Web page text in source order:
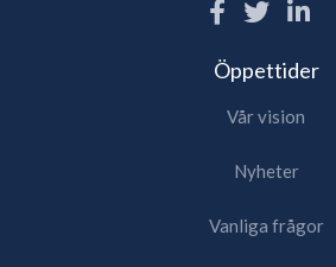
Öppettider
Vår vision
Nyheter
Vanliga frågor